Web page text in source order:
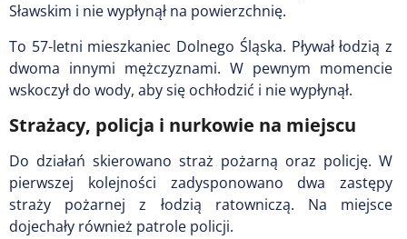
Sławskim i nie wypłynął na powierzchnię.
To 57-letni mieszkaniec Dolnego Śląska. Pływał łodzią z
dwoma innymi mężczyznami. W pewnym momencie
wskoczył do wody, aby się ochłodzić i nie wypłynął.
Strażacy, policja i nurkowie na miejscu
Do działań skierowano straż pożarną oraz policję. W
pierwszej kolejności zadysponowano dwa zastępy
straży pożarnej z łodzią ratowniczą. Na miejsce
dojechały również patrole policji.